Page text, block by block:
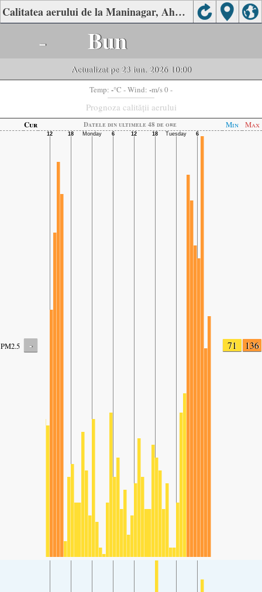
Calitatea aerului de la Maninagar, Ahmedabad
- Bun
Actualizat pe 23 iun. 2026 10:00
Temp: -°C - Wind: -m/s 0 -
Prognoza calității aerului
Cur Datele din ultimele 48 de ore Min Max
PM2.5 - 71 136